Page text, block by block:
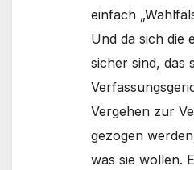
einfach
Und da sich die
sicher sind, das
Vergehen zur
gezogen
was sie wollen.